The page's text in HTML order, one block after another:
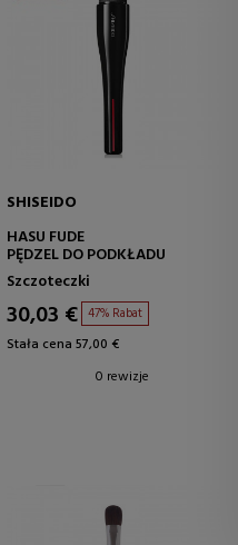
SHISEIDO
HASU FUDE
PĘDZEL DO PODKŁADU
Szczoteczki
30,03 € 47% Rabat
Stała cena 57,00 €
0 rewizje